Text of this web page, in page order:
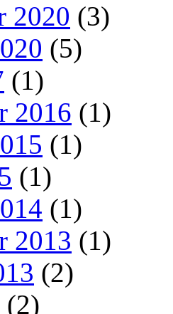
2020 (3)
(5)
(1)
2016 (1)
(1)
(1)
(1)
2013 (1)
(2)
(2)